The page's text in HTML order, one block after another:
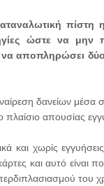
πίστη
ώστε να
αποπληρώσει
δανείων
πλαίσιο απουσίας
και χωρίς
και αυτό είναι
του